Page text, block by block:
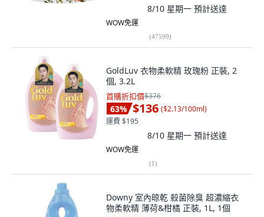
8/10 星期一 預計送達
WOW免運
(47599)
GoldLuv 衣物柔軟精 玫瑰粉 正裝, 2
個, 3.2L
首購折扣價$376
63% $136 ($2.13/100ml)
運費 $195
8/10 星期一 預計送達
WOW免運
(1)
Downy 室內晾乾 殺菌除臭 超濃縮衣
物柔軟精 薄荷&柑橘 正裝, 1L, 1個